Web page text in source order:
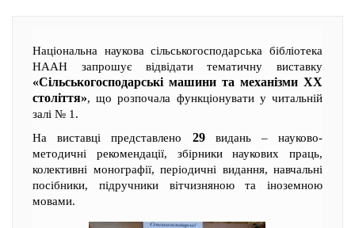
Національна наукова сільськогосподарська бібліотека
НААН запрошує відвідати тематичну виставку
«Сільськогосподарські машини та механізми ХХ
століття», що розпочала функціонувати у читальній
залі № 1.
На виставці представлено 29видань – науково-
методичні рекомендації, збірники наукових праць,
колективні монографії, періодичні видання, навчальні
посібники, підручники вітчизняною та іноземною
мовами.